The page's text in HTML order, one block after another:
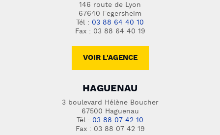
146 route de Lyon
67640 Fegersheim
Tél : 03 88 64 40 10
Fax : 03 88 64 40 19
VOIR L'AGENCE
HAGUENAU
3 boulevard Hélène Boucher
67500 Haguenau
Tél : 03 88 07 42 10
Fax : 03 88 07 42 19